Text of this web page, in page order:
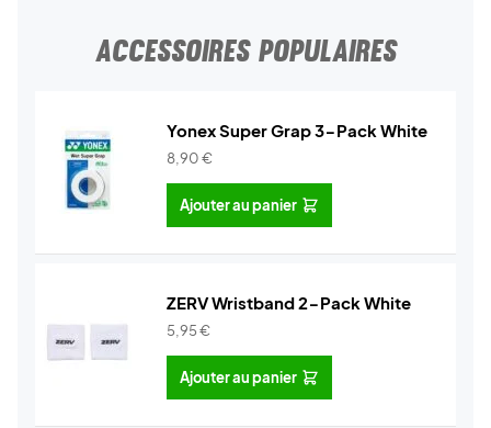
ACCESSOIRES POPULAIRES
Yonex Super Grap 3-Pack White
8,90€
Ajouter au panier
ZERV Wristband 2-Pack White
5,95€
Ajouter au panier